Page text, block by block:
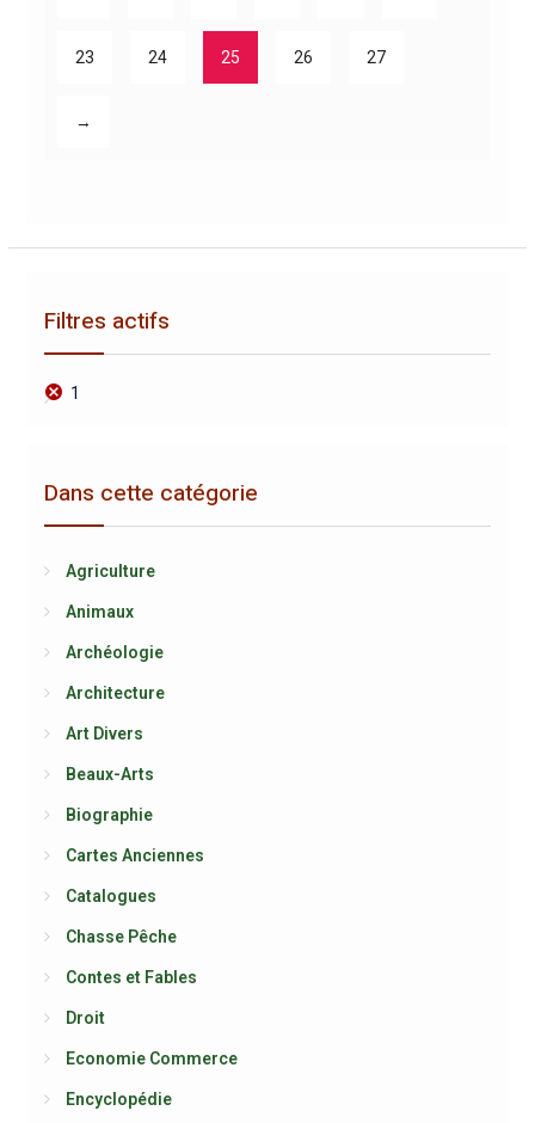
23 24 25 26 27
→
Filtres actifs
1
Dans cette catégorie
Agriculture
Animaux
Archéologie
Architecture
Art Divers
Beaux-Arts
Biographie
Cartes Anciennes
Catalogues
Chasse Pêche
Contes et Fables
Droit
Economie Commerce
Encyclopédie